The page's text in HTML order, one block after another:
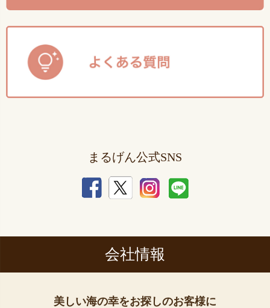
まるげん公式SNS
会社情報
美しい海の幸をお探しのお客様に